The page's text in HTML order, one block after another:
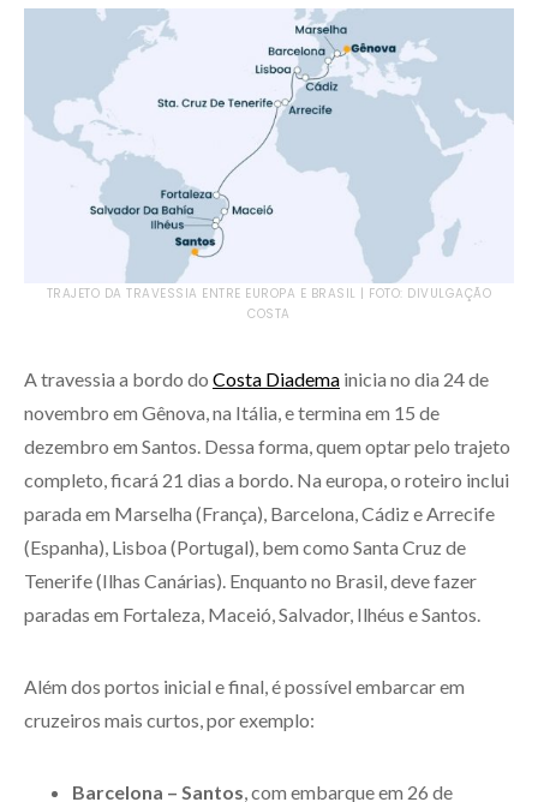
TRAJETO DA TRAVESSIA ENTRE EUROPA E BRASIL | FOTO: DIVULGAÇÃO
COSTA
A travessia a bordo do Costa Diadema inicia no dia 24 de
novembro em Gênova, na Itália, e termina em 15 de
dezembro em Santos. Dessa forma, quem optar pelo trajeto
completo, ficará 21 dias a bordo. Na europa, o roteiro inclui
parada em Marselha (França), Barcelona, Cádiz e Arrecife
(Espanha), Lisboa (Portugal), bem como Santa Cruz de
Tenerife (Ilhas Canárias). Enquanto no Brasil, deve fazer
paradas em Fortaleza, Maceió, Salvador, Ilhéus e Santos.
Além dos portos inicial e final, é possível embarcar em
cruzeiros mais curtos, por exemplo:
Barcelona – Santos, com embarque em 26 de